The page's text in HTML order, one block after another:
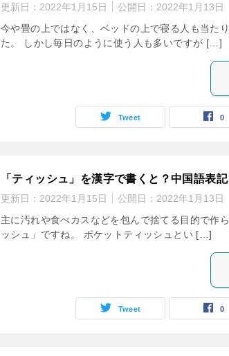
更新日： 2022年1月15日 公開日： 2022年1月13日
今や畳の上ではなく、ベッドの上で寝る人も当た
た。 しかし毎日のように使う人も多いですが […]
Tweet 0
「ティッシュ」を漢字で書くと？中国語表
更新日： 2022年1月15日 公開日： 2022年1月13日
主に汚れや食べカスなどを包んで捨てる目的で作
ッシュ」ですね。 ポケットティッシュとい […]
Tweet 0